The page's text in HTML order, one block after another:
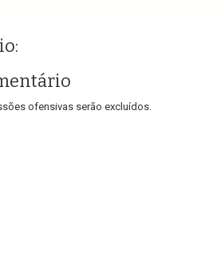
ofensivas serão excluídos.